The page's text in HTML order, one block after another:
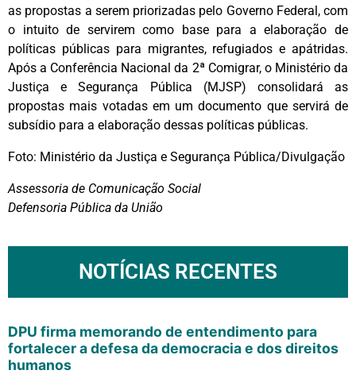
as propostas a serem priorizadas pelo Governo Federal, com
o intuito de servirem como base para a elaboração de
políticas públicas para migrantes, refugiados e apátridas.
Após a Conferência Nacional da 2ª Comigrar, o Ministério da
Justiça e Segurança Pública (MJSP) consolidará as
propostas mais votadas em um documento que servirá de
subsídio para a elaboração dessas políticas públicas.
Foto: Ministério da Justiça e Segurança Pública/Divulgação
Assessoria de Comunicação Social
Defensoria Pública da União
NOTÍCIAS RECENTES
DPU firma memorando de entendimento para
fortalecer a defesa da democracia e dos direitos
humanos